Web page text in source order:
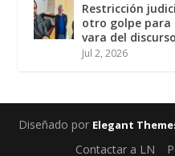
Restricción
otro golpe para
vara del
Jul 2, 2026
Diseñado por Elegant
Contactar a LN